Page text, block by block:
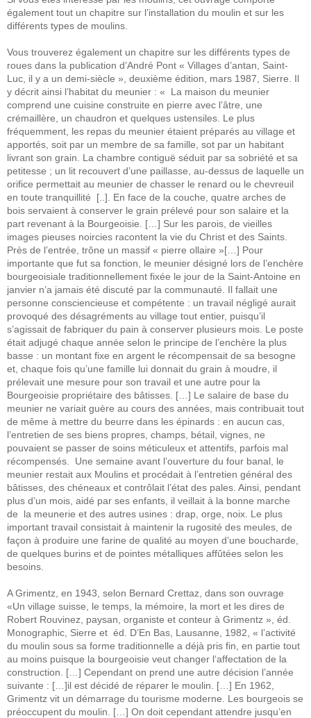
également tout un chapitre sur l’installation du moulin et sur les
différents types de moulins.
Vous trouverez également un chapitre sur les différents types de
roues dans la publication d’André Pont « Villages d’antan, Saint-
Luc, il y a un demi-siècle », deuxième édition, mars 1987, Sierre. Il
y décrit ainsi l’habitat du meunier : « La maison du meunier
comprend une cuisine construite en pierre avec l’âtre, une
crémaillère, un chaudron et quelques ustensiles. Le plus
fréquemment, les repas du meunier étaient préparés au village et
apportés, soit par un membre de sa famille, sot par un habitant
livrant son grain. La chambre contiguë séduit par sa sobriété et sa
petitesse ; un lit recouvert d’une paillasse, au-dessus de laquelle un
orifice permettait au meunier de chasser le renard ou le chevreuil
en toute tranquillité [..]. En face de la couche, quatre arches de
bois servaient à conserver le grain prélevé pour son salaire et la
part revenant à la Bourgeoisie. […] Sur les parois, de vieilles
images pieuses noircies racontent la vie du Christ et des Saints.
Près de l’entrée, trône un massif « pierre ollaire »[…] Pour
importante que fut sa fonction, le meunier désigné lors de l’enchère
bourgeoisiale traditionnellement fixée le jour de la Saint-Antoine en
janvier n’a jamais été discuté par la communauté. Il fallait une
personne consciencieuse et compétente : un travail négligé aurait
provoqué des désagréments au village tout entier, puisqu’il
s’agissait de fabriquer du pain à conserver plusieurs mois. Le poste
était adjugé chaque année selon le principe de l’enchère la plus
basse : un montant fixe en argent le récompensait de sa besogne
et, chaque fois qu’une famille lui donnait du grain à moudre, il
prélevait une mesure pour son travail et une autre pour la
Bourgeoisie propriétaire des bâtisses. […] Le salaire de base du
meunier ne variait guère au cours des années, mais contribuait tout
de même à mettre du beurre dans les épinards : en aucun cas,
l’entretien de ses biens propres, champs, bétail, vignes, ne
pouvaient se passer de soins méticuleux et attentifs, parfois mal
récompensés. Une semaine avant l’ouverture du four banal, le
meunier restait aux Moulins et procédait à l’entretien général des
bâtisses, des chéneaux et contrôlait l’état des pales. Ainsi, pendant
plus d’un mois, aidé par ses enfants, il veillait à la bonne marche
de la meunerie et des autres usines : drap, orge, noix. Le plus
important travail consistait à maintenir la rugosité des meules, de
façon à produire une farine de qualité au moyen d’une boucharde,
de quelques burins et de pointes métalliques affûtées selon les
besoins.
A Grimentz, en 1943, selon Bernard Crettaz, dans son ouvrage
«Un village suisse, le temps, la mémoire, la mort et les dires de
Robert Rouvinez, paysan, organiste et conteur à Grimentz », éd.
Monographic, Sierre et éd. D’En Bas, Lausanne, 1982, « l’activité
du moulin sous sa forme traditionnelle a déjà pris fin, en partie tout
au moins puisque la bourgeoisie veut changer l‘affectation de la
construction. […] Cependant on prend une autre décision l’année
suivante : […]il est décidé de réparer le moulin. […] En 1962,
Grimentz vit un démarrage du tourisme moderne. Les bourgeois se
préoccupent du moulin. […] On doit cependant attendre jusqu’en